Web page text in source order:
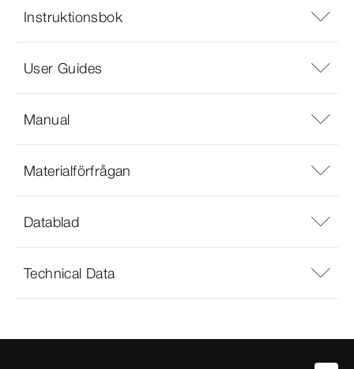
Instruktionsbok
User Guides
Manual
Materialförfrågan
Datablad
Technical Data